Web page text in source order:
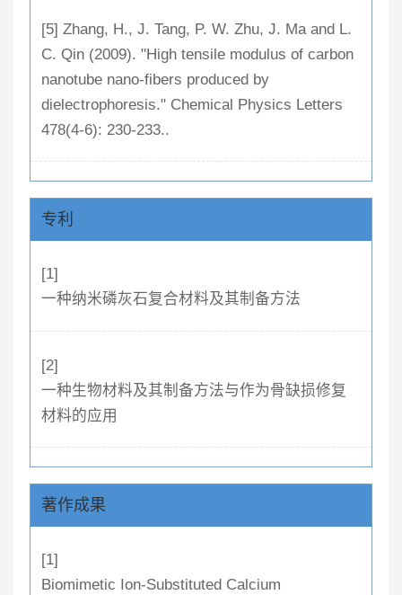
[5] Zhang, H., J. Tang, P. W. Zhu, J. Ma and L.
C. Qin (2009). "High tensile modulus of carbon
nanotube nano-fibers produced by
dielectrophoresis." Chemical Physics Letters
478(4-6): 230-233..
专利
[1]
一种纳米磷灰石复合材料及其制备方法
[2]
一种生物材料及其制备方法与作为骨缺损修复
材料的应用
著作成果
[1]
Biomimetic Ion-Substituted Calcium